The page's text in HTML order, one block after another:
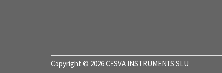
Copyright © 2026 CESVA INSTRUMENTS SLU